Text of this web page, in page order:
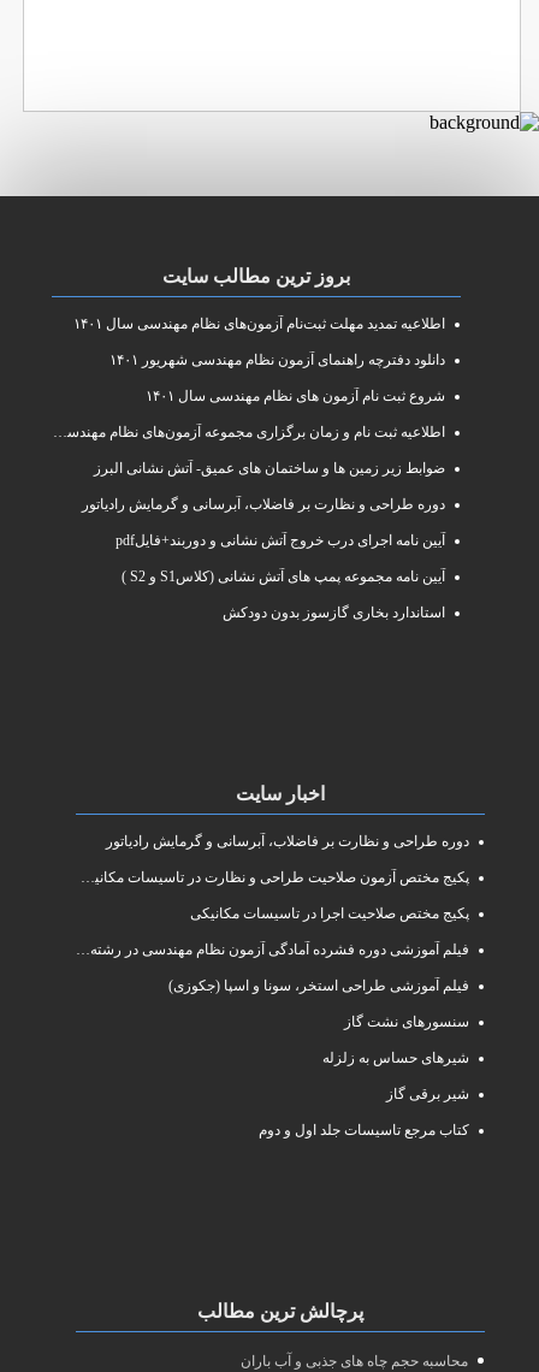
بروز ترین مطالب سایت
اطلاعیه تمدید مهلت ثبت‌نام آزمون‌های نظام مهندسی سال ۱۴۰۱
دانلود دفترچه راهنمای آزمون نظام مهندسی شهریور ۱۴۰۱
شروع ثبت نام آزمون های نظام مهندسی سال ۱۴۰۱
اطلاعیه ثبت نام و زمان برگزاری مجموعه آزمون‌های نظام مهندسی ساختمان سال ۱۴۰۱
ضوابط زیر زمین ها و ساختمان های عمیق- آتش نشانی البرز
دوره طراحی و نظارت بر فاضلاب، آبرسانی و گرمایش رادیاتور
آیین نامه اجرای درب خروج آتش نشانی و دوربند+فایلpdf
آیین نامه مجموعه پمپ های آتش نشانی (کلاسS1 و S2 )
استاندارد بخاری گازسوز بدون دودکش
اخبار سایت
دوره طراحی و نظارت بر فاضلاب، آبرسانی و گرمایش رادیاتور
پکیج مختص آزمون صلاحیت طراحی و نظارت در تاسیسات مکانیکی
پکیج مختص صلاحیت اجرا در تاسیسات مکانیکی
فیلم آموزشی دوره فشرده آمادگی آزمون نظام مهندسی در رشته طراحی و نظارت تاسیسات مکانیکی ساختمان
فیلم آموزشی طراحی استخر، سونا و اسپا (جکوزی)
سنسورهای نشت گاز
شیرهای حساس به زلزله
شیر برقی گاز
کتاب مرجع تاسیسات جلد اول و دوم
پرچالش ترین مطالب
محاسبه حجم چاه های جذبی و آب باران